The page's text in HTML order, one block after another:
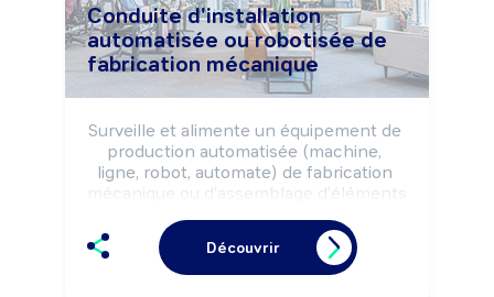
Conduite d'installation
automatisée ou robotisée de
fabrication mécanique
Surveille et alimente un équipement de
production automatisée (machine,
ligne, robot, automate) de fabrication
mécanique ou d'assemblage d'éléments
et les impératifs de production (délai,
qualité).
Découvrir